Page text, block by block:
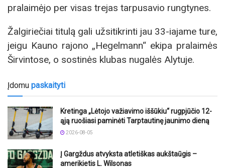
pralaimėjo per visas trejas tarpusavio rungtynes.
Žalgiriečiai titulą gali užsitikrinti jau 33-iajame ture,
jeigu Kauno rajono „Hegelmann“ ekipa pralaimės
Širvintose, o sostinės klubas nugalės Alytuje.
Įdomu paskaityti
Kretinga „Lėtojo važiavimo iššūkiu“ rugpjūčio 12-
ąją ruošiasi paminėti Tarptautinę jaunimo dieną
2026-08-05
Į Gargždus atvyksta atletiškas aukštaūgis –
amerikietis L. Wilsonas